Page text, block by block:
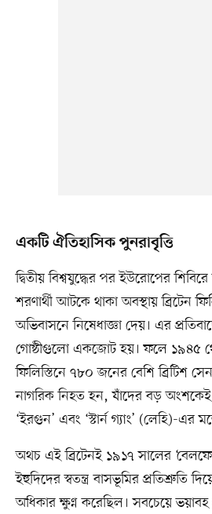
একটি ঐতিহাসিক পুনরাবৃত্তি
দ্বিতীয় বিশ্বযুদ্ধের পর ইউরোপের
শরণার্থী আটকে থাকা অবস্থায় ব্রিটেন
অভিবাসনে নিষেধাজ্ঞা দেয়। এর
গোষ্ঠীগুলো একজোট হয়। ফলে ১৯৪৫
ফিলিস্তিনে ৭৮০ জনের বেশি ব্রিটিশ
নাগরিক নিহত হন, যাঁদের বড় অংশকেই
‘ইরগুন’ এবং ‘স্টার্ন গ্যাং’ (লেহি)-এর
অথচ এই ব্রিটেনই ১৯১৭ সালের
ইহুদিদের স্বতন্ত্র বাসভূমির প্রতিশ্রুতি
অধিকার ক্ষুণ্ন করেছিল। সবচেয়ে